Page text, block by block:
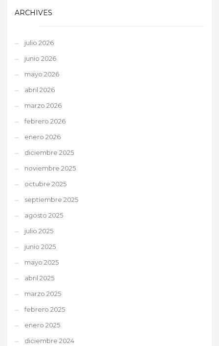
ARCHIVES
julio 2026
junio 2026
mayo 2026
abril 2026
marzo 2026
febrero 2026
enero 2026
diciembre 2025
noviembre 2025
octubre 2025
septiembre 2025
agosto 2025
julio 2025
junio 2025
mayo 2025
abril 2025
marzo 2025
febrero 2025
enero 2025
diciembre 2024